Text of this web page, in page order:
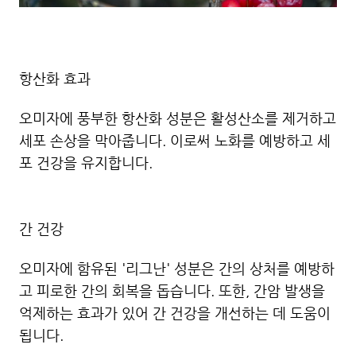
항산화 효과
오미자에 풍부한 항산화 성분은 활성산소를 제거하고
세포 손상을 막아줍니다. 이로써 노화를 예방하고 세
포 건강을 유지합니다.
간 건강
오미자에 함유된 '리그난' 성분은 간의 상처를 예방하
고 피로한 간의 회복을 돕습니다. 또한, 간암 발생을
억제하는 효과가 있어 간 건강을 개선하는 데 도움이
됩니다.